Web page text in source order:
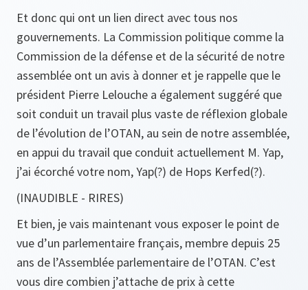
Et donc qui ont un lien direct avec tous nos
gouvernements. La Commission politique comme la
Commission de la défense et de la sécurité de notre
assemblée ont un avis à donner et je rappelle que le
président Pierre Lelouche a également suggéré que
soit conduit un travail plus vaste de réflexion globale
de l’évolution de l’OTAN, au sein de notre assemblée,
en appui du travail que conduit actuellement M. Yap,
j’ai écorché votre nom, Yap(?) de Hops Kerfed(?).
(INAUDIBLE - RIRES)
Et bien, je vais maintenant vous exposer le point de
vue d’un parlementaire français, membre depuis 25
ans de l’Assemblée parlementaire de l’OTAN. C’est
vous dire combien j’attache de prix à cette